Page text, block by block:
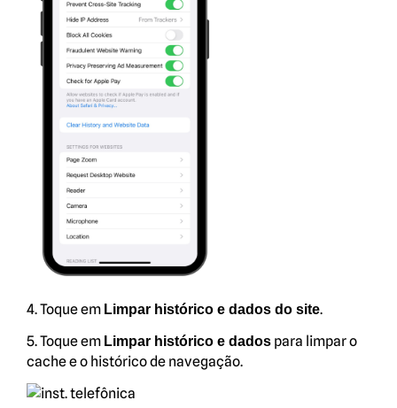
4. Toque em Limpar histórico e dados do site.
5. Toque em Limpar histórico e dados para limpar o
cache e o histórico de navegação.